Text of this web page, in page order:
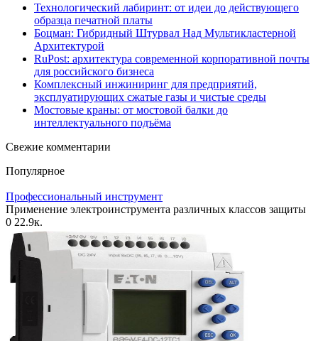
Технологический лабиринт: от идеи до действующего
образца печатной платы
Боцман: Гибридный Штурвал Над Мультикластерной
Архитектурой
RuPost: архитектура современной корпоративной почты
для российского бизнеса
Комплексный инжиниринг для предприятий,
эксплуатирующих сжатые газы и чистые среды
Мостовые краны: от мостовой балки до
интеллектуального подъёма
Свежие комментарии
Популярное
Профессиональный инструмент
Применение электроинструмента различных классов защиты
0 22.9к.